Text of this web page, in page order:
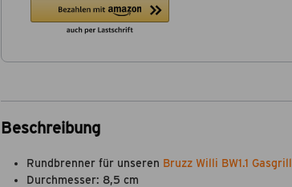
Beschreibung
Rundbrenner für unseren Bruzz Willi BW1.1 Gasgrill
Durchmesser: 8,5 cm